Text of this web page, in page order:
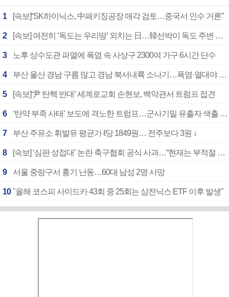
1 [속보]“SK하이닉스, 中패키징공장 매각 검토…중국서 인수 거론”
2 [속보] 여전히 ‘독도는 우리땅’ 외치는 日…韓선박이 독도 주변 해양조사 활동하자 반발
3 노후 상수도관 파열에 폭염 속 사상구 2300여 가구 6시간 단수
4 부산 울산 경남 구름 많고 경남 북서내륙 소나기…폭염·열대야 계속
5 [속보]‘尹 탄핵 반대’ 세계로교회 손현보, 백악관서 트럼프 접견
6 ‘탄약 부족 사태’ 보도에 격노한 트럼프…군사기밀 유출자 색출 지시
7 부산 주유소 휘발유 평균가 ℓ당 1849원… 전주보다 3원 ↓
8 [속보] ‘심판 성접대’ 논란 축구협회 공식 사과…“현재는 부적절 행위 없어”
9 서울 중랑구서 흉기 난동…60대 남성 2명 사망
10 "올해 코스피 사이드카 43회 중 25회는 삼전닉스 ETF 이후 발생"